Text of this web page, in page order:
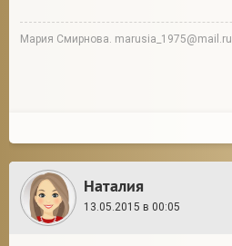
Мария Смирнова. marusia_1975@mail.ru
Наталия
13.05.2015 в 00:05